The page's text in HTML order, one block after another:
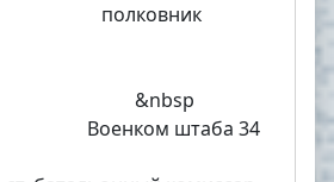
полковник
nbsp
штаба 34